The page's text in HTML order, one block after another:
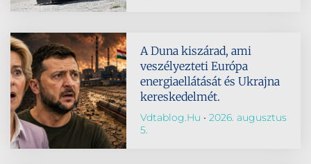
A Duna kiszárad, ami
veszélyezteti Európa
energiaellátását és Ukrajna
kereskedelmét.
Vdtablog.hu
2026. augusztus
5.